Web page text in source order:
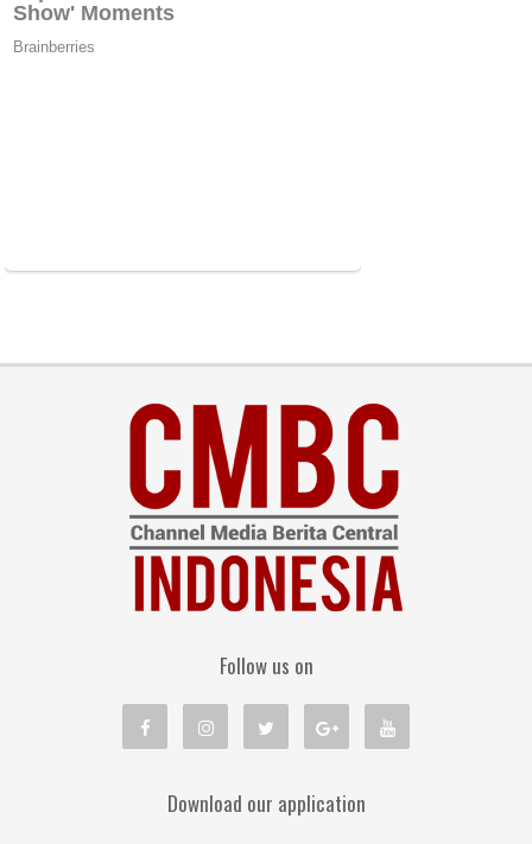
Follow us on
Download our application